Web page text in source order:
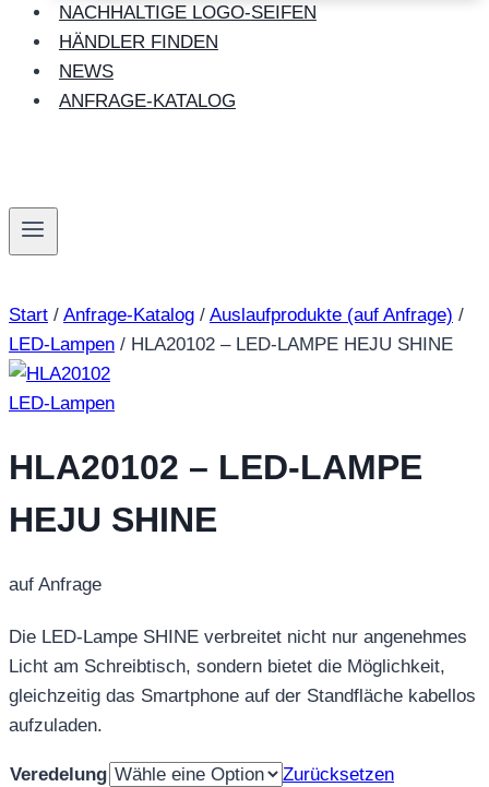
NACHHALTIGE LOGO-SEIFEN
HÄNDLER FINDEN
NEWS
ANFRAGE-KATALOG
Start / Anfrage-Katalog / Auslaufprodukte (auf Anfrage) /
LED-Lampen / HLA20102 – LED-LAMPE HEJU SHINE
LED-Lampen
HLA20102 – LED-LAMPE
HEJU SHINE
auf Anfrage
Die LED-Lampe SHINE verbreitet nicht nur angenehmes
Licht am Schreibtisch, sondern bietet die Möglichkeit,
gleichzeitig das Smartphone auf der Standfläche kabellos
aufzuladen.
Veredelung
Zurücksetzen